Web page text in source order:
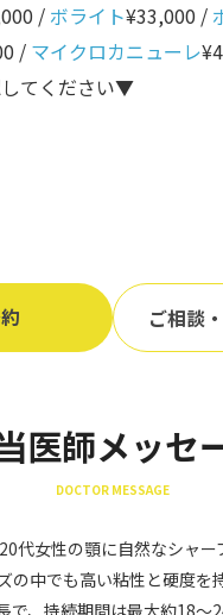
/ ボライト¥33,000 /
/ マイクロカニューレ
てください▼
ご相談
医師メッセ
DOCTOR MESSAGE
代女性の顎に自然なシャ
の中でも高い粘性と硬度
で、持続期間は最大約18